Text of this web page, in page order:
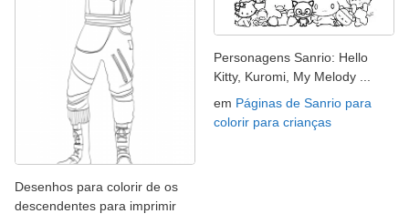
Desenhos para colorir de os
descendentes para imprimir
Personagens Sanrio: Hello
Kitty, Kuromi, My Melody ...
em Páginas de Sanrio para
colorir para crianças